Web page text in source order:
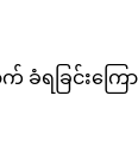
ကြောင့်